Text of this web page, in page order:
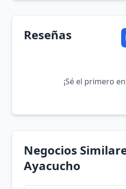
Reseñas
¡Sé el primero
Negocios
Ayacucho